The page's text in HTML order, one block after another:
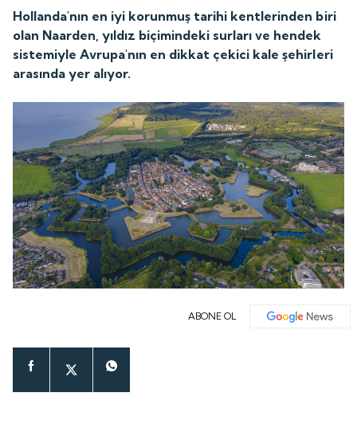
Hollanda'nın en iyi korunmuş tarihi kentlerinden biri
olan Naarden, yıldız biçimindeki surları ve hendek
sistemiyle Avrupa'nın en dikkat çekici kale şehirleri
arasında yer alıyor.
ABONE OL